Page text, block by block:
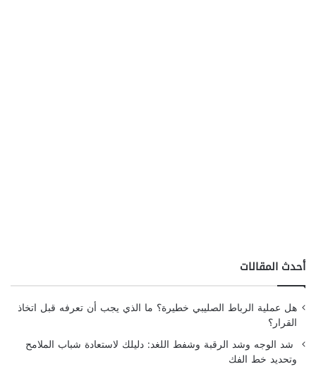
أحدث المقالات
هل عملية الرباط الصليبي خطيرة؟ ما الذي يجب أن تعرفه قبل اتخاذ
القرار؟
شد الوجه وشد الرقبة وشفط اللغد: دليلك لاستعادة شباب الملامح
وتحديد خط الفك